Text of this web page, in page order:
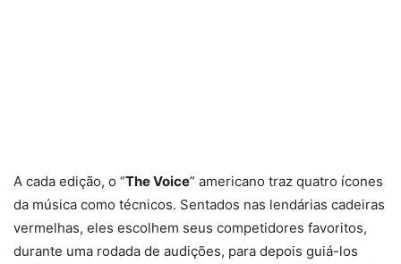
A cada edição, o “The Voice” americano traz quatro ícones
da música como técnicos. Sentados nas lendárias cadeiras
vermelhas, eles escolhem seus competidores favoritos,
durante uma rodada de audições, para depois guiá-los